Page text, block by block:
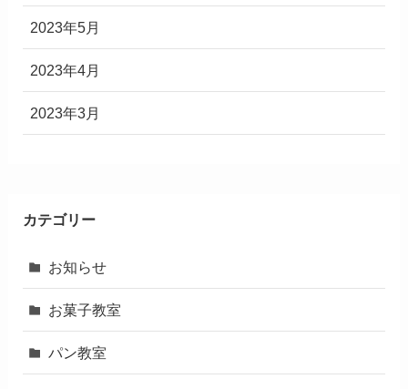
2023年5月
2023年4月
2023年3月
カテゴリー
お知らせ
お菓子教室
パン教室